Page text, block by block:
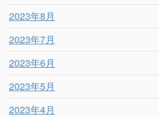
2023年8月
2023年7月
2023年6月
2023年5月
2023年4月